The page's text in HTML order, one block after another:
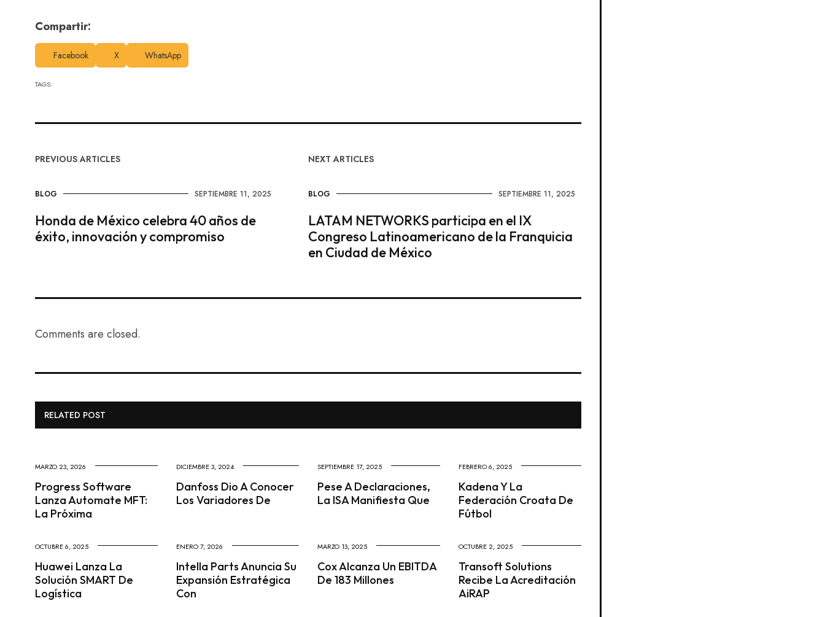
Compartir:
Facebook X WhatsApp
TAGS:
PREVIOUS ARTICLES
BLOG SEPTIEMBRE 11, 2025
Honda de México celebra 40 años de
éxito, innovación y compromiso
NEXT ARTICLES
BLOG SEPTIEMBRE 11, 2025
LATAM NETWORKS participa en el IX
Congreso Latinoamericano de la Franquicia
en Ciudad de México
Comments are closed.
RELATED POST
MARZO 23, 2026
Progress Software
Lanza Automate MFT:
La Próxima
DICIEMBRE 3, 2024
Danfoss Dio A Conocer
Los Variadores De
SEPTIEMBRE 17, 2025
Pese A Declaraciones,
La ISA Manifiesta Que
FEBRERO 6, 2025
Kadena Y La
Federación Croata De
Fútbol
OCTUBRE 6, 2025
Huawei Lanza La
Solución SMART De
Logística
ENERO 7, 2026
Intella Parts Anuncia Su
Expansión Estratégica
Con
MARZO 13, 2025
Cox Alcanza Un EBITDA
De 183 Millones
OCTUBRE 2, 2025
Transoft Solutions
Recibe La Acreditación
AiRAP